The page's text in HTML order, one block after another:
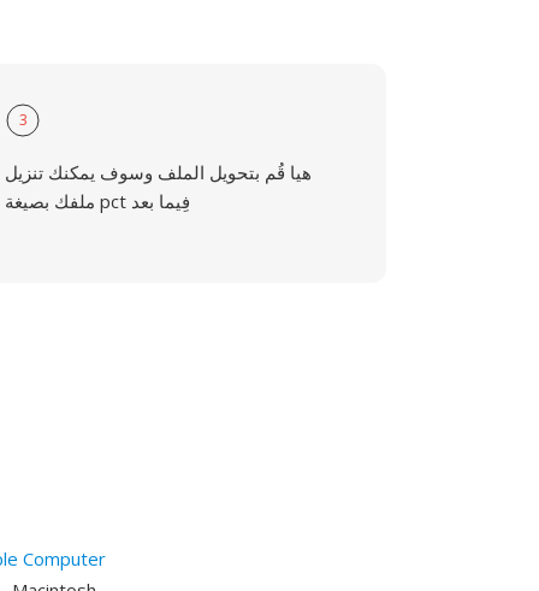
3
هيا قُم بتحويل الملف وسوف يمكنك تنزيل
ملفك بصيغة pct فِيما بعد
Computer